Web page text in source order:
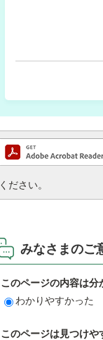
ください。
みなさまのご
このページの内容は
わかりやすかった
このページは見つけや